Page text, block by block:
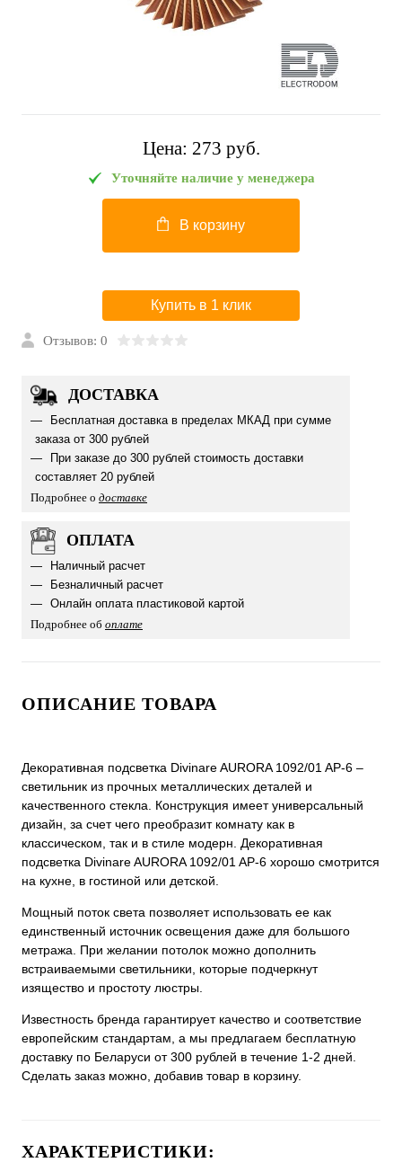
Цена: 273 pуб.
Уточняйте наличие у менеджера
В корзину
Купить в 1 клик
Отзывов: 0
ДОСТАВКА
Бесплатная доставка в пределах МКАД при сумме
заказа от 300 рублей
При заказе до 300 рублей стоимость доставки
составляет 20 рублей
Подробнее о доставке
ОПЛАТА
Наличный расчет
Безналичный расчет
Онлайн оплата пластиковой картой
Подробнее об оплате
ОПИСАНИЕ ТОВАРА
Декоративная подсветка Divinare AURORA 1092/01 AP-6 –
светильник из прочных металлических деталей и
качественного стекла. Конструкция имеет универсальный
дизайн, за счет чего преобразит комнату как в
классическом, так и в стиле модерн. Декоративная
подсветка Divinare AURORA 1092/01 AP-6 хорошо смотрится
на кухне, в гостиной или детской.
Мощный поток света позволяет использовать ее как
единственный источник освещения даже для большого
метража. При желании потолок можно дополнить
встраиваемыми светильники, которые подчеркнут
изящество и простоту люстры.
Известность бренда гарантирует качество и соответствие
европейским стандартам, а мы предлагаем бесплатную
доставку по Беларуси от 300 рублей в течение 1-2 дней.
Сделать заказ можно, добавив товар в корзину.
ХАРАКТЕРИСТИКИ: